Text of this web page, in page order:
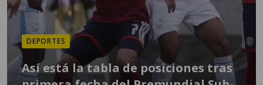
DEPORTES
Así está la tabla de posiciones tras